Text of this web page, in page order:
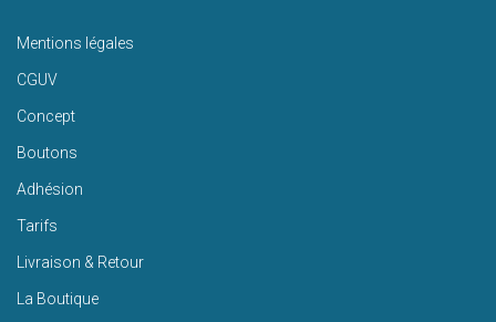
Mentions légales
CGUV
Concept
Boutons
Adhésion
Tarifs
Livraison & Retour
La Boutique